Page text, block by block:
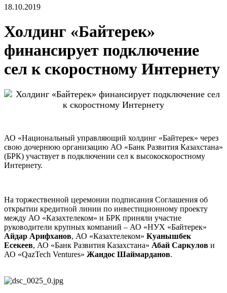
18.10.2019
Холдинг «Байтерек»
финансирует подключение
сел к скоростному Интернету
АО «Национальный управляющий холдинг «Байтерек» через
свою дочернюю организацию АО «Банк Развития Казахстана»
(БРК) участвует в подключении сел к высокоскоростному
Интернету.
На торжественной церемонии подписания Соглашения об
открытии кредитной линии по инвестиционному проекту
между АО «Казахтелеком» и БРК приняли участие
руководители крупных компаний – АО «НУХ «Байтерек»
Айдар Арифханов, АО «Казахтелеком» Куанышбек
Есекеев, АО «Банк Развития Казахстана» Абай Саркулов и
АО «QazTech Ventures» Жандос Шаймарданов.